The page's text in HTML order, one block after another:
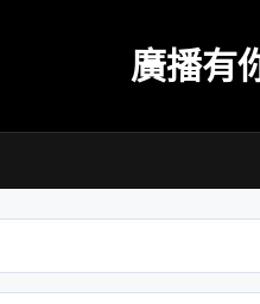
廣播有